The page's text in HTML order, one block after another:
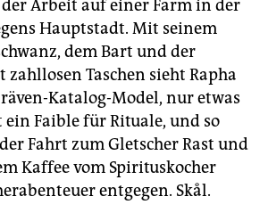
Arbeit auf einer Farm in der
Hauptstadt. Mit seinem
dem Bart und der
Taschen sieht Rapha
Katalog-Model, nur etwas
Faible für Rituale, und so
Fahrt zum Gletscher Rast und
Kaffee vom Spirituskocher
entgegen. Skål.